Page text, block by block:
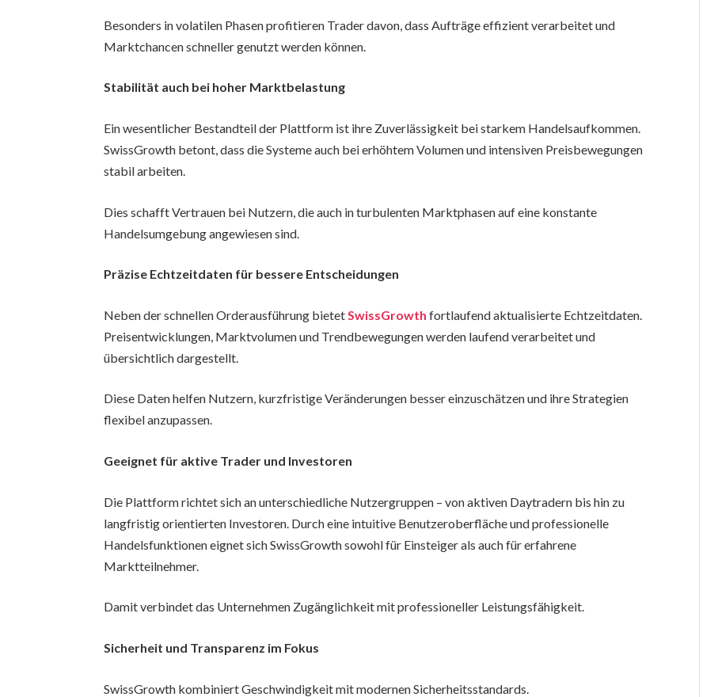
Besonders in volatilen Phasen profitieren Trader davon, dass Aufträge effizient verarbeitet und
Marktchancen schneller genutzt werden können.
Stabilität auch bei hoher Marktbelastung
Ein wesentlicher Bestandteil der Plattform ist ihre Zuverlässigkeit bei starkem Handelsaufkommen.
SwissGrowth betont, dass die Systeme auch bei erhöhtem Volumen und intensiven Preisbewegungen
stabil arbeiten.
Dies schafft Vertrauen bei Nutzern, die auch in turbulenten Marktphasen auf eine konstante
Handelsumgebung angewiesen sind.
Präzise Echtzeitdaten für bessere Entscheidungen
Neben der schnellen Orderausführung bietet SwissGrowth fortlaufend aktualisierte Echtzeitdaten.
Preisentwicklungen, Marktvolumen und Trendbewegungen werden laufend verarbeitet und
übersichtlich dargestellt.
Diese Daten helfen Nutzern, kurzfristige Veränderungen besser einzuschätzen und ihre Strategien
flexibel anzupassen.
Geeignet für aktive Trader und Investoren
Die Plattform richtet sich an unterschiedliche Nutzergruppen – von aktiven Daytradern bis hin zu
langfristig orientierten Investoren. Durch eine intuitive Benutzeroberfläche und professionelle
Handelsfunktionen eignet sich SwissGrowth sowohl für Einsteiger als auch für erfahrene
Marktteilnehmer.
Damit verbindet das Unternehmen Zugänglichkeit mit professioneller Leistungsfähigkeit.
Sicherheit und Transparenz im Fokus
SwissGrowth kombiniert Geschwindigkeit mit modernen Sicherheitsstandards.